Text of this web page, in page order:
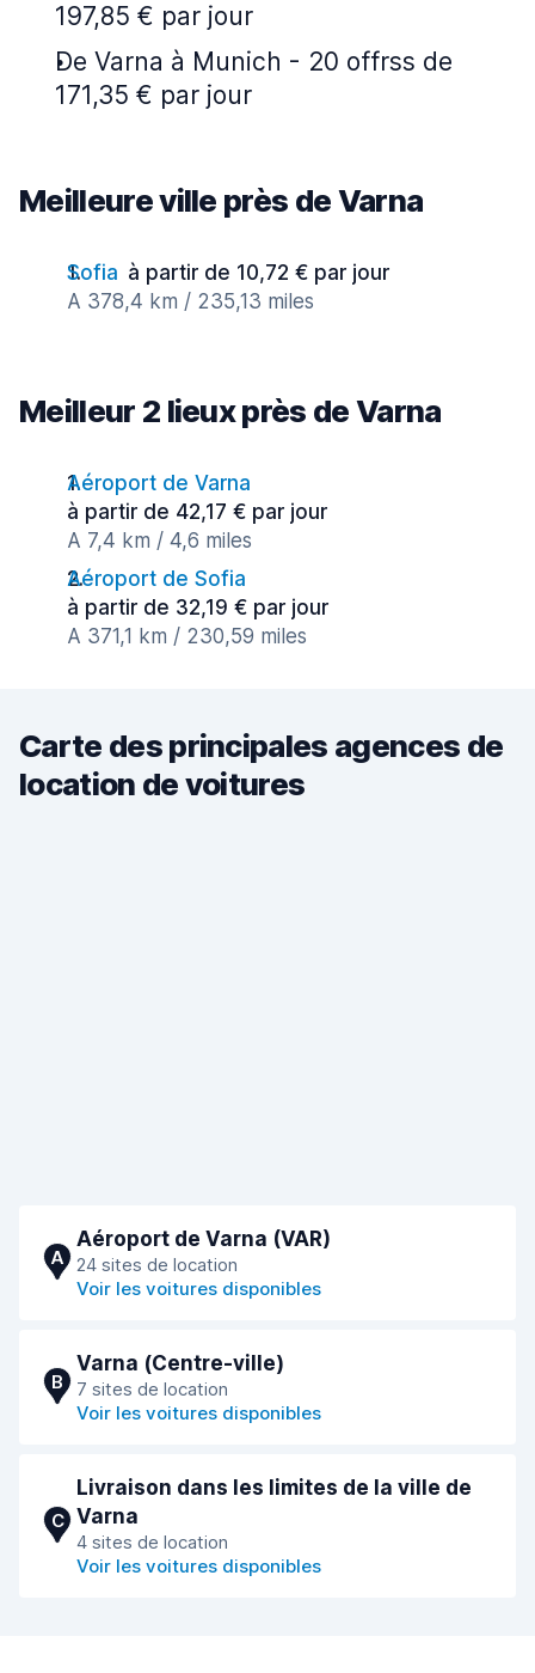
197,85 € par jour
De Varna à Munich - 20 offrss de
171,35 € par jour
Meilleure ville près de Varna
Sofia à partir de 10,72 € par jour
A 378,4 km / 235,13 miles
Meilleur 2 lieux près de Varna
Aéroport de Varna
à partir de 42,17 € par jour
A 7,4 km / 4,6 miles
Aéroport de Sofia
à partir de 32,19 € par jour
A 371,1 km / 230,59 miles
Carte des principales agences de
location de voitures
A
Aéroport de Varna (VAR)
24 sites de location
Voir les voitures disponibles
B
Varna (Сentre-ville)
7 sites de location
Voir les voitures disponibles
C
Livraison dans les limites de la ville de
Varna
4 sites de location
Voir les voitures disponibles